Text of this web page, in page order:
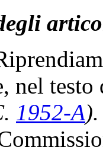
nel
1952-A).